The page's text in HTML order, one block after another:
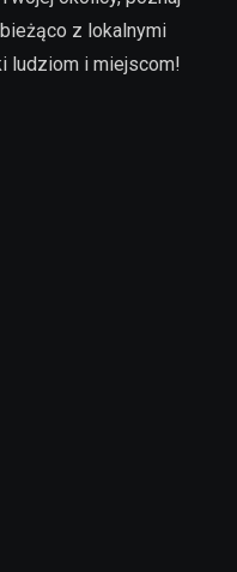
z lokalnymi
ludziom i miejscom!